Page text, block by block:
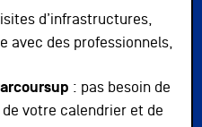
d’infrastructures,
avec des professionnels,
: pas besoin de
votre calendrier et de